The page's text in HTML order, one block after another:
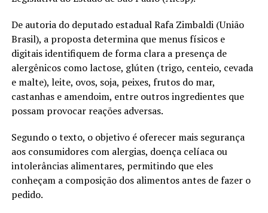
De autoria do deputado estadual Rafa Zimbaldi (União
Brasil), a proposta determina que menus físicos e
digitais identifiquem de forma clara a presença de
alergênicos como lactose, glúten (trigo, centeio, cevada
e malte), leite, ovos, soja, peixes, frutos do mar,
castanhas e amendoim, entre outros ingredientes que
possam provocar reações adversas.
Segundo o texto, o objetivo é oferecer mais segurança
aos consumidores com alergias, doença celíaca ou
intolerâncias alimentares, permitindo que eles
conheçam a composição dos alimentos antes de fazer o
pedido.